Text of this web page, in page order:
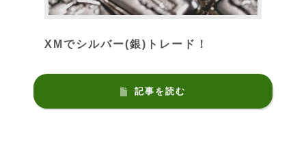
XMでシルバー(銀)トレード！
記事を読む